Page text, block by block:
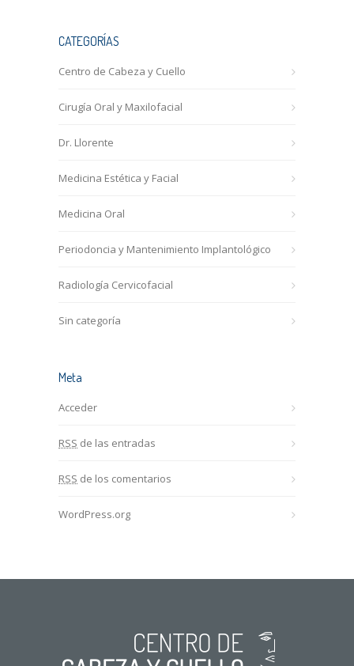
CATEGORÍAS
Centro de Cabeza y Cuello
Cirugía Oral y Maxilofacial
Dr. Llorente
Medicina Estética y Facial
Medicina Oral
Periodoncia y Mantenimiento Implantológico
Radiología Cervicofacial
Sin categoría
Meta
Acceder
RSS de las entradas
RSS de los comentarios
WordPress.org